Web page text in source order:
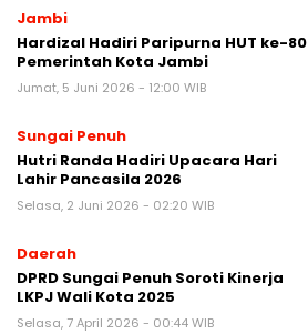
Jambi
Hardizal Hadiri Paripurna HUT ke-80
Pemerintah Kota Jambi
Jumat, 5 Juni 2026 - 12:00 WIB
Sungai Penuh
Hutri Randa Hadiri Upacara Hari
Lahir Pancasila 2026
Selasa, 2 Juni 2026 - 02:20 WIB
Daerah
DPRD Sungai Penuh Soroti Kinerja
LKPJ Wali Kota 2025
Selasa, 7 April 2026 - 00:44 WIB